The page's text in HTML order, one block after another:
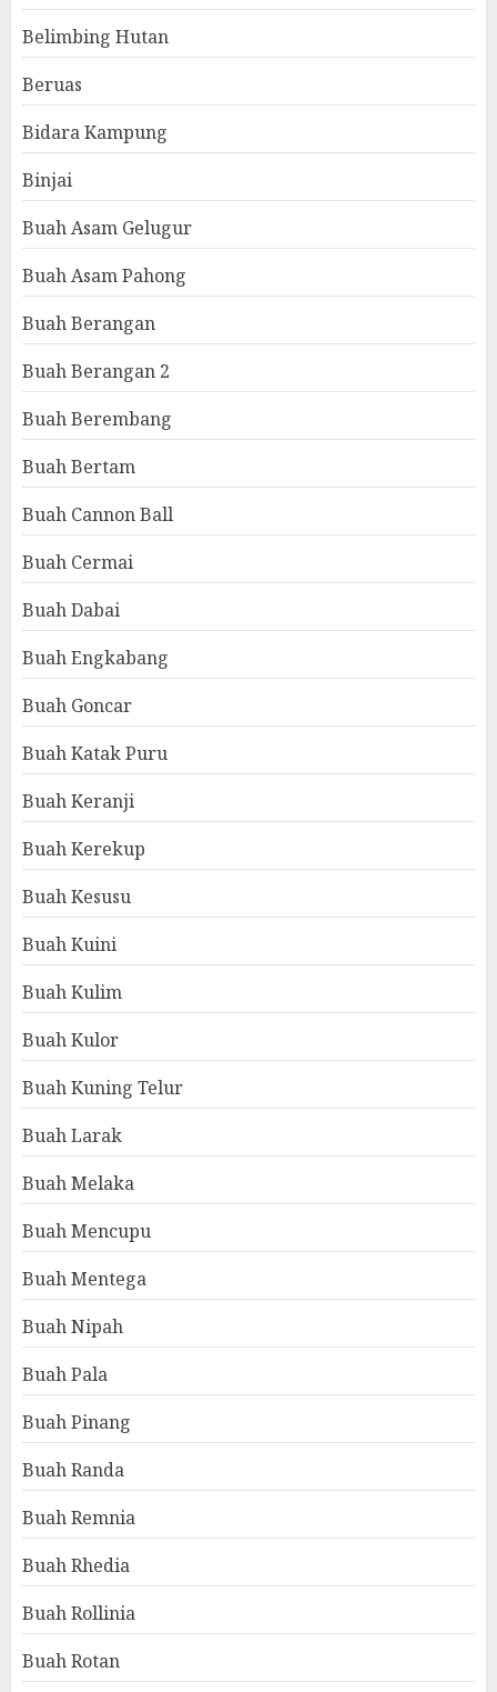
Belimbing Hutan
Beruas
Bidara Kampung
Binjai
Buah Asam Gelugur
Buah Asam Pahong
Buah Berangan
Buah Berangan 2
Buah Berembang
Buah Bertam
Buah Cannon Ball
Buah Cermai
Buah Dabai
Buah Engkabang
Buah Goncar
Buah Katak Puru
Buah Keranji
Buah Kerekup
Buah Kesusu
Buah Kuini
Buah Kulim
Buah Kulor
Buah Kuning Telur
Buah Larak
Buah Melaka
Buah Mencupu
Buah Mentega
Buah Nipah
Buah Pala
Buah Pinang
Buah Randa
Buah Remnia
Buah Rhedia
Buah Rollinia
Buah Rotan